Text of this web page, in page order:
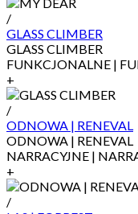
/
GLASS CLIMBER
GLASS CLIMBER
FUNKCJONALNE |
+
/
ODNOWA | RENEVAL
ODNOWA | RENEVAL
NARRACYJNE |
+
/